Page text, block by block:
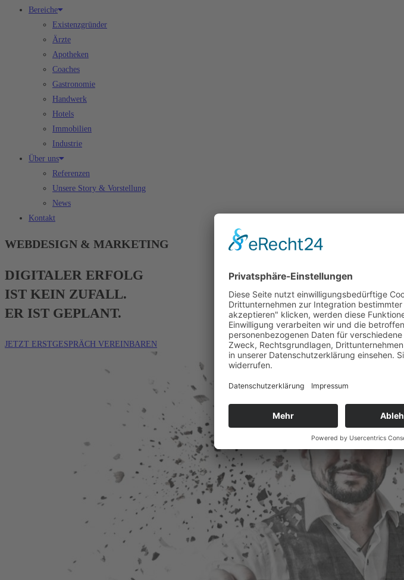
Bereiche
Existenzgründer
Ärzte
Apotheken
Coaches
Gastronomie
Handwerk
Hotels
Immobilien
Industrie
Über uns
Referenzen
Unsere Story & Vorstellung
News
Kontakt
WEBDESIGN & MARKETING
DIGITALER ERFOLG
IST KEIN ZUFALL.
ER IST GEPLANT.
JETZT ERSTGESPRÄCH VEREINBAREN